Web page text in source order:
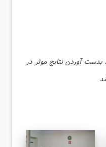
آوردن نتایج موثر در